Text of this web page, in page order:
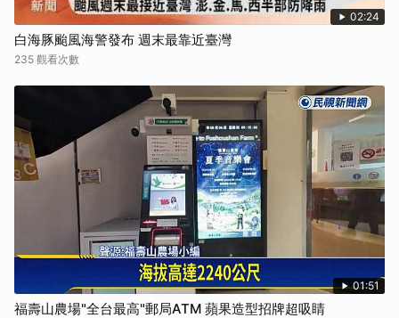
02:24
白海豚颱風海警發布 週末最靠近臺灣
235 觀看次數
01:51
福壽山農場"全台最高"郵局ATM 蘋果造型招牌超吸睛